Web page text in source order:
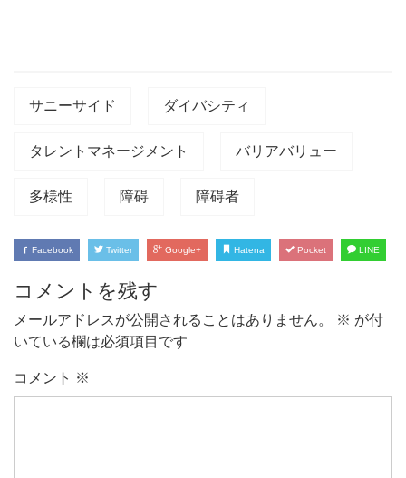
サニーサイド ダイバシティ
タレントマネージメント バリアバリュー
多様性 障碍 障碍者
Facebook Twitter Google+ Hatena Pocket LINE
コメントを残す
メールアドレスが公開されることはありません。 ※ が付
いている欄は必須項目です
コメント ※